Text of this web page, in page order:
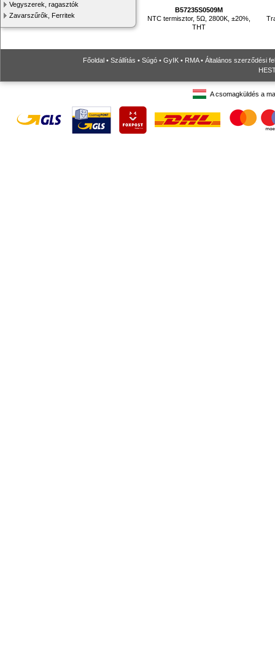
Vegyszerek, ragasztók
Zavarszűrők, Ferritek
B57235S0509M
NTC termisztor, 5Ω, 2800K, ±20%,
THT
Főoldal • Szállítás • Súgó • GyIK • RMA• Általános szerződési
A csomagküldés a